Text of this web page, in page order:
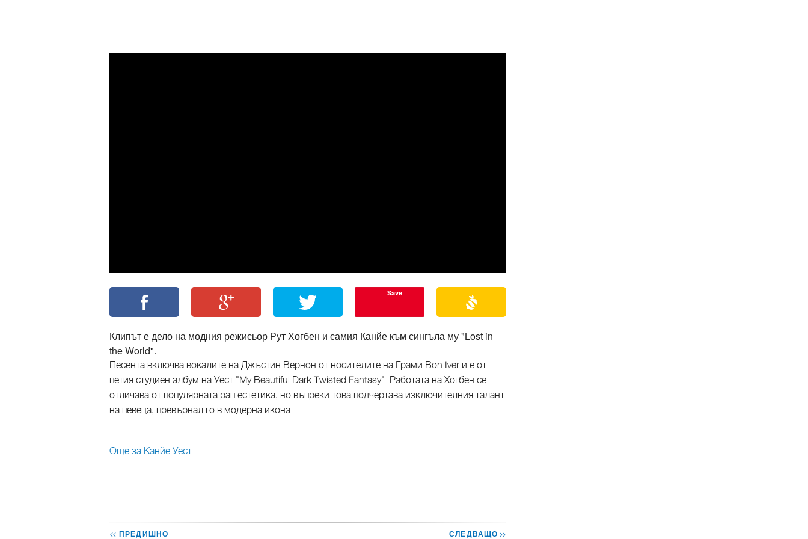
Save
Клипът е дело на модния режисьор Рут Хогбен и самия Канйе към сингъла му "Lost in
the World".
Песента включва вокалите на Джъстин Вернон от носителите на Грами Bon Iver и е от
петия студиен албум на Уест "My Beautiful Dark Twisted Fantasy". Работата на Хогбен се
отличава от популярната рап естетика, но въпреки това подчертава изключителния талант
на певеца, превърнал го в модерна икона.
Още за Канйе Уест.
<< ПРЕДИШНО СЛЕДВАЩО>>